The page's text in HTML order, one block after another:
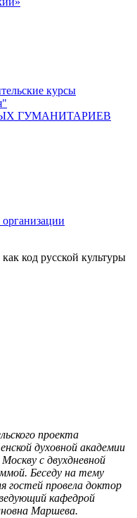
курсы
ГУМАНИТАРИЕВ
код русской культуры
проекта
духовной академии
с двухдневной
Беседу на тему
гостей провела доктор
кафедрой
Маршева.